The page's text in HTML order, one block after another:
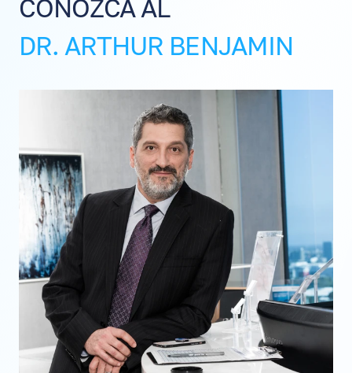
CONOZCA AL
DR. ARTHUR BENJAMIN